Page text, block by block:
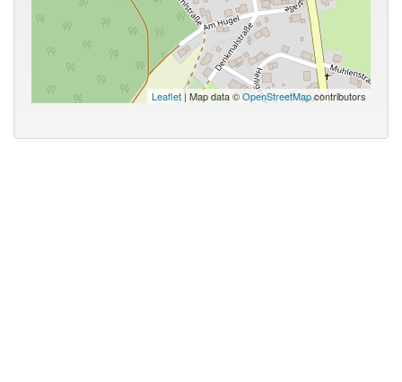
Leaflet| Map data ©OpenStreetMapcontributors